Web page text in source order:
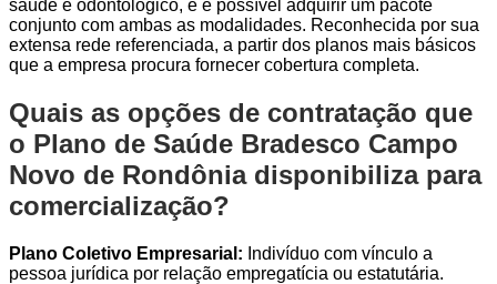
saúde e odontológico, e é possível adquirir um pacote
conjunto com ambas as modalidades. Reconhecida por sua
extensa rede referenciada, a partir dos planos mais básicos
que a empresa procura fornecer cobertura completa.
Quais as opções de contratação que
o Plano de Saúde Bradesco Campo
Novo de Rondônia disponibiliza para
comercialização?
Plano Coletivo Empresarial: Indivíduo com vínculo a
pessoa jurídica por relação empregatícia ou estatutária.